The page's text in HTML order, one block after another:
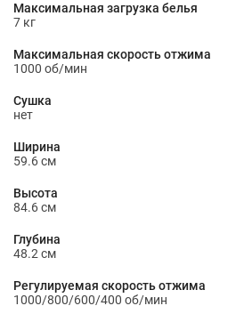
Максимальная загрузка белья
7 кг
Максимальная скорость отжима
1000 об/мин
Сушка
нет
Ширина
59.6 см
Высота
84.6 см
Глубина
48.2 см
Регулируемая скорость отжима
1000/800/600/400 об/мин